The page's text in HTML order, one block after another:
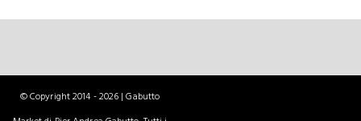
© Copyright 2014 - 2026 | Gabutto